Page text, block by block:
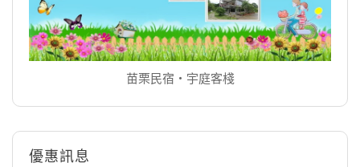
苗栗民宿‧宇庭客棧
優惠訊息